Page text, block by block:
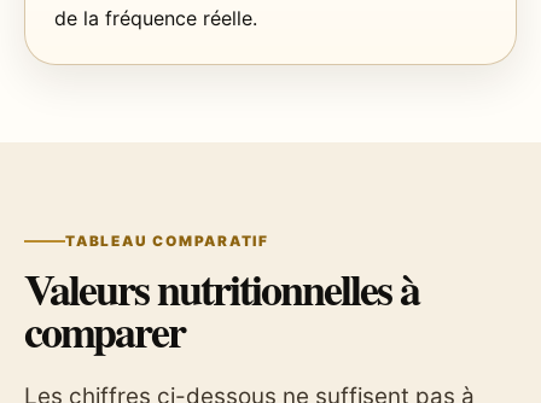
de la fréquence réelle.
TABLEAU COMPARATIF
Valeurs nutritionnelles à
comparer
Les chiffres ci-dessous ne suffisent pas à